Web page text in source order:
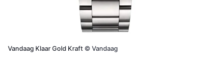
Vandaag Klaar Gold Kraft © Vandaag